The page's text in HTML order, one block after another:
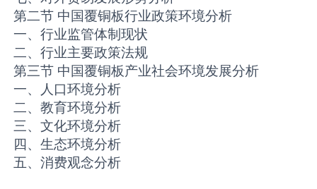
第二节 中国覆铜板行业政策环境分析
一、行业监管体制现状
二、行业主要政策法规
第三节 中国覆铜板产业社会环境发展分析
一、人口环境分析
二、教育环境分析
三、文化环境分析
四、生态环境分析
五、消费观念分析